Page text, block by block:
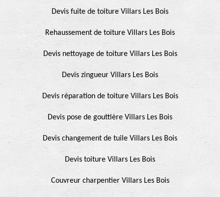
Devis fuite de toiture Villars Les Bois
Rehaussement de toiture Villars Les Bois
Devis nettoyage de toiture Villars Les Bois
Devis zingueur Villars Les Bois
Devis réparation de toiture Villars Les Bois
Devis pose de gouttière Villars Les Bois
Devis changement de tuile Villars Les Bois
Devis toiture Villars Les Bois
Couvreur charpentier Villars Les Bois